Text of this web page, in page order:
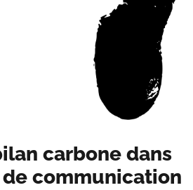
carbone dans
communication